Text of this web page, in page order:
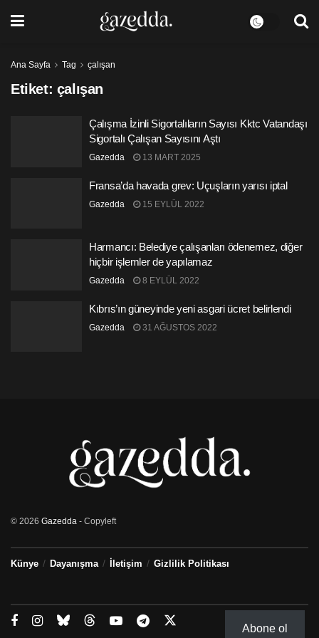
Ana Sayfa Tag çalışan
Etiket: çalışan
Çalışma İzinli Sigortalıların Sayısı Kktc Vatandaşı
Sigortalı Çalışan Sayısını Aştı
Gazedda 13 MART 2025
Fransa’da havada grev: Uçuşların yarısı iptal
Gazedda 15 EYLÜL 2022
Harmancı: Belediye çalışanları ödenemez, diğer
hiçbir işlemler de yapılamaz
Gazedda 8 EYLÜL 2022
Kıbrıs’ın güneyinde yeni asgari ücret belirlendi
Gazedda 31 AĞUSTOS 2022
© 2026 Gazedda - Copyleft
Künye Dayanışma İletişim Gizlilik Politikası
Abone ol